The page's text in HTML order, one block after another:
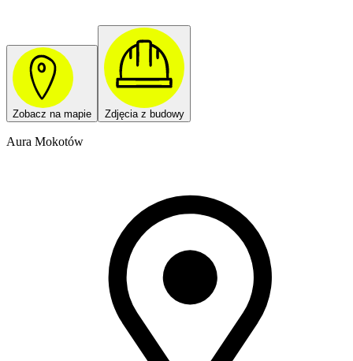
Zobacz na mapie Zdjęcia z budowy
Aura Mokotów